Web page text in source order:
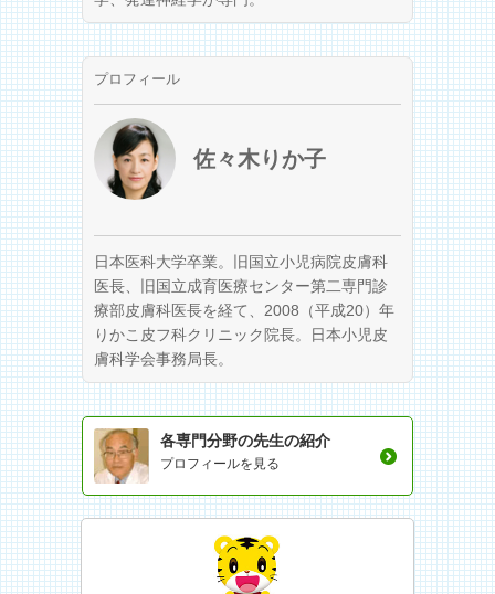
プロフィール
佐々木りか子
日本医科大学卒業。旧国立小児病院皮膚科
医長、旧国立成育医療センター第二専門診
療部皮膚科医長を経て、2008（平成20）年
りかこ皮フ科クリニック院長。日本小児皮
膚科学会事務局長。
各専門分野の先生の紹介
プロフィールを見る